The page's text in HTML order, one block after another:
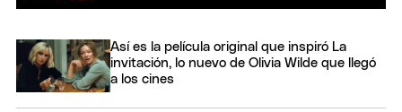
Así es la película original que inspiró La
invitación, lo nuevo de Olivia Wilde que llegó
a los cines